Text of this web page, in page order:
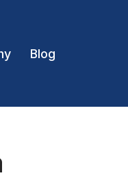
Blog